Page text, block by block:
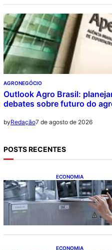
AGRONEGÓCIO
Outlook Agro Brasil:
debates sobre futuro do
byRedação7 de agosto de 2026
POSTS RECENTES
ECONOMIA
CNI: indústria
mas
lentamente
ECONOMIA